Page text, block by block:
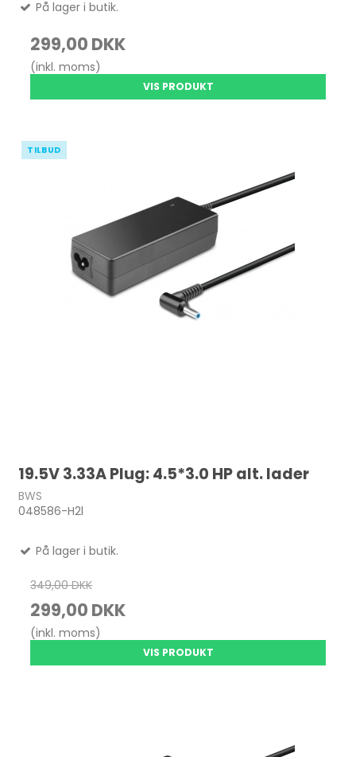
På lager i butik.
299,00 DKK
(inkl. moms)
VIS PRODUKT
TILBUD
19.5V 3.33A Plug: 4.5*3.0 HP alt. lader
BWS
048586-H2l
På lager i butik.
349,00 DKK
299,00 DKK
(inkl. moms)
VIS PRODUKT